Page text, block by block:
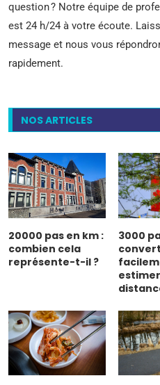
question ? Notre équipe de
est 24 h/24 à votre écoute.
message et nous vous
rapidement.
NOS ARTICLES
20000 pas en km :
combien cela
représente-t-il ?
3000